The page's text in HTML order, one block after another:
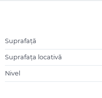
Suprafață
Suprafața locativă
Nivel